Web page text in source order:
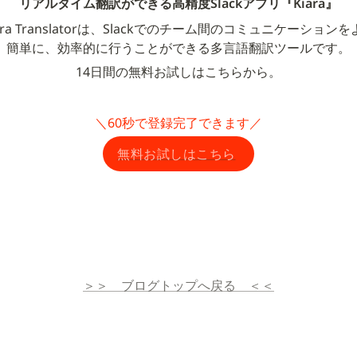
Translatorは、Slackでのチーム間のコミュニケーションを
簡単に、効率的に行うことができる多言語翻訳ツールです。
14日間の無料お試しはこちらから。
＼60秒で登録完了できます／
無料お試しはこちら
＞＞　ブログトップへ戻る　＜＜